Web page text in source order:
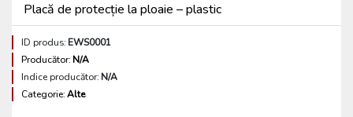
Placă de protecție la ploaie – plastic
ID produs:EWS0001
Producător:N/A
Indice producător:N/A
Categorie:Alte